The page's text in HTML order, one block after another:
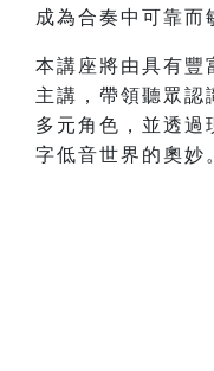
成為合奏中可靠而
本講座將由具有豐
主講，帶領聽眾認
多元角色，並透過
字低音世界的奧妙